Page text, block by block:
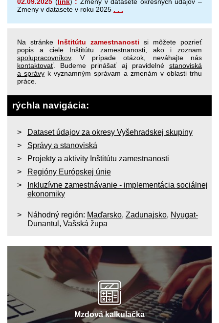
Zmeny v datasete v roku 2025 . . .
Na stránke Inštitútu zamestnanosti si môžete pozrieť
popis aciele Inštitútu zamestnanosti, ako i zoznam
spolupracovníkov. V prípade otázok, neváhajte nás
kontaktovať. Budeme prinášať aj pravidelné stanoviská
a správy k vyznamným správam a zmenám v oblasti trhu
práce.
rýchla navigácia:
Dataset údajov za okresy Vyšehradskej skupiny
Správy a stanoviská
Projekty a aktivity Inštitútu zamestnanosti
Regióny Európskej únie
Inkluzívne zamestnávanie - implementácia sociálnej
ekonomiky
Náhodný región: Maďarsko, Zadunajsko, Nyugat-
Dunantul , Vašská župa
Mzdová kalkulačka